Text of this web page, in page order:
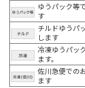
ゆうパック等
す
チルドゆうパ
します
冷凍ゆうパッ
ます。
佐川急便での
ます